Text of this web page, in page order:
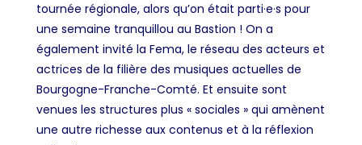
tournée régionale, alors qu’on était parti·e·s pour
une semaine tranquillou au Bastion ! On a
également invité la Fema, le réseau des acteurs et
actrices de la filière des musiques actuelles de
Bourgogne-Franche-Comté. Et ensuite sont
venues les structures plus « sociales » qui amènent
une autre richesse aux contenus et à la réflexion